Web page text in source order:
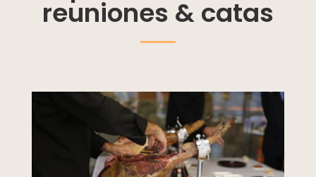
reuniones & catas